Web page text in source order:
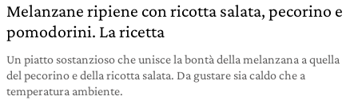
Melanzane ripiene con ricotta salata, pecorino e
pomodorini. La ricetta
Un piatto sostanzioso che unisce la bontà della melanzana a quella
del pecorino e della ricotta salata. Da gustare sia caldo che a
temperatura ambiente.